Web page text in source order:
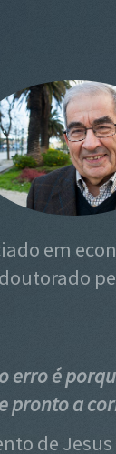
em
doutorado
erro é
pronto a
de Jesus